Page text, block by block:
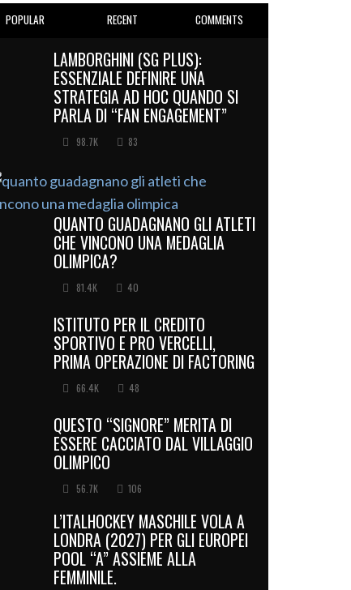
POPULAR RECENT COMMENTS
LAMBORGHINI (SG PLUS):
ESSENZIALE DEFINIRE UNA
STRATEGIA AD HOC QUANDO SI
PARLA DI “FAN ENGAGEMENT”
98.7K 83
QUANTO GUADAGNANO GLI ATLETI
CHE VINCONO UNA MEDAGLIA
OLIMPICA?
81.4K 40
ISTITUTO PER IL CREDITO
SPORTIVO E PRO VERCELLI,
PRIMA OPERAZIONE DI FACTORING
66.4K 48
QUESTO “SIGNORE” MERITA DI
ESSERE CACCIATO DAL VILLAGGIO
OLIMPICO
56.7K 106
L’ITALHOCKEY MASCHILE VOLA A
LONDRA (2027) PER GLI EUROPEI
POOL “A” ASSIEME ALLA
FEMMINILE.